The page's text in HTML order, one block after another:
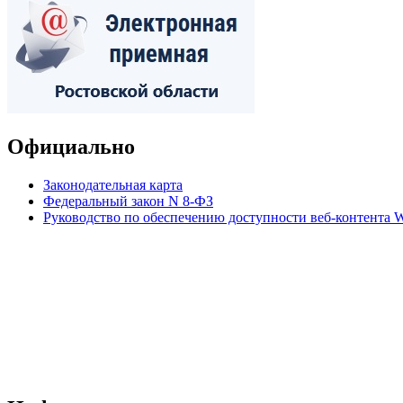
Официально
Законодательная карта
Федеральный закон N 8-ФЗ
Руководство по обеспечению доступности веб-контента